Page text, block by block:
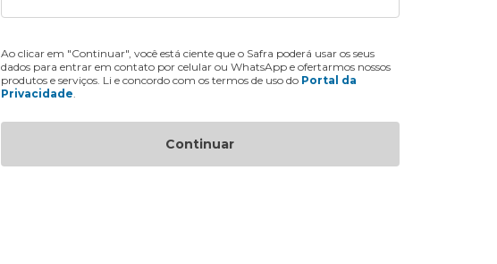
Ao clicar em "Continuar", você está ciente que o Safra poderá usar os seus
dados para entrar em contato por celular ou WhatsApp e ofertarmos nossos
produtos e serviços. Li e concordo com os termos de uso do Portal da
Privacidade
Continuar